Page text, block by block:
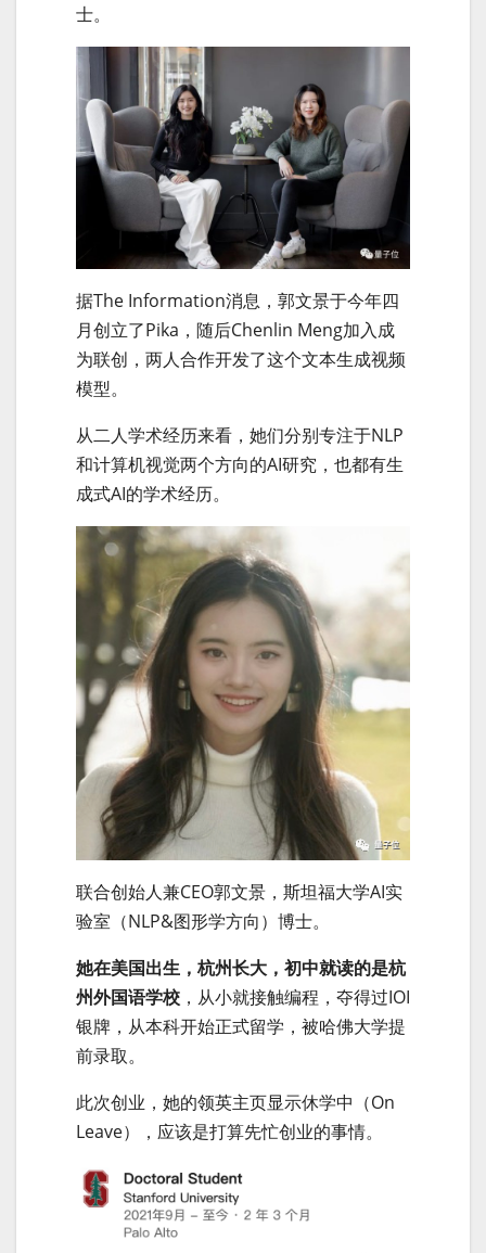
士。
据The Information消息，郭文景于今年四
月创立了Pika，随后Chenlin Meng加入成
为联创，两人合作开发了这个文本生成视频
模型。
从二人学术经历来看，她们分别专注于NLP
和计算机视觉两个方向的AI研究，也都有生
成式AI的学术经历。
联合创始人兼CEO郭文景，斯坦福大学AI实
验室（NLP&图形学方向）博士。
她在美国出生，杭州长大，初中就读的是杭
州外国语学校 ，从小就接触编程，夺得过IOI
银牌，从本科开始正式留学，被哈佛大学提
前录取。
此次创业，她的领英主页显示休学中（On
Leave），应该是打算先忙创业的事情。